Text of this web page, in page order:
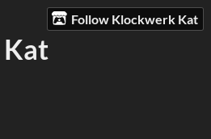
Follow Klockwerk Kat